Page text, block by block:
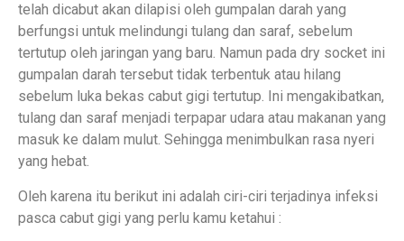
telah dicabut akan dilapisi oleh gumpalan darah yang
berfungsi untuk melindungi tulang dan saraf, sebelum
tertutup oleh jaringan yang baru. Namun pada dry socket ini
gumpalan darah tersebut tidak terbentuk atau hilang
sebelum luka bekas cabut gigi tertutup. Ini mengakibatkan,
tulang dan saraf menjadi terpapar udara atau makanan yang
masuk ke dalam mulut. Sehingga menimbulkan rasa nyeri
yang hebat.
Oleh karena itu berikut ini adalah ciri-ciri terjadinya infeksi
pasca cabut gigi yang perlu kamu ketahui :